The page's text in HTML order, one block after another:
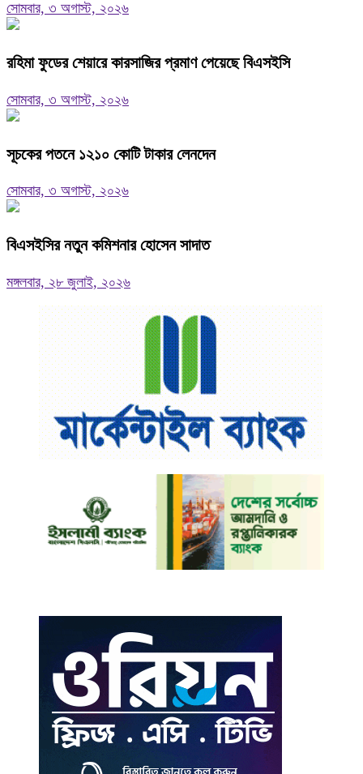
সোমবার, ৩ অগাস্ট, ২০২৬
রহিমা ফুডের শেয়ারে কারসাজির প্রমাণ পেয়েছে বিএসইসি
সোমবার, ৩ অগাস্ট, ২০২৬
সূচকের পতনে ১২১০ কোটি টাকার লেনদেন
সোমবার, ৩ অগাস্ট, ২০২৬
বিএসইসির নতুন কমিশনার হোসেন সাদাত
মঙ্গলবার, ২৮ জুলাই, ২০২৬